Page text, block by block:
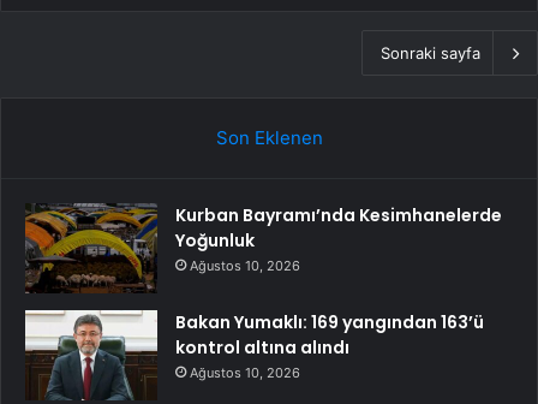
Sonraki sayfa
Son Eklenen
Kurban Bayramı’nda Kesimhanelerde
Yoğunluk
Ağustos 10, 2026
Bakan Yumaklı: 169 yangından 163’ü
kontrol altına alındı
Ağustos 10, 2026